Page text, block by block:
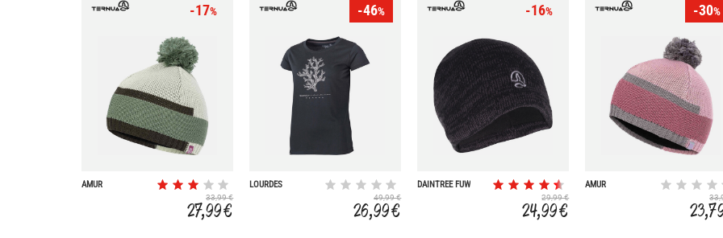
-17%
AMUR
33,99 €
27,99 €
-46%
LOURDES
49,99 €
26,99 €
-16%
DAINTREE FUW
29,99 €
24,99 €
-30%
AMUR